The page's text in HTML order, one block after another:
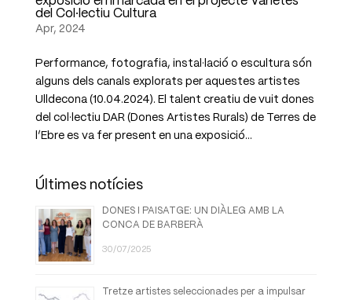
del Col·lectiu Cultura
Apr, 2024
Performance, fotografia, instal·lació o escultura són
alguns dels canals explorats per aquestes artistes
Ulldecona (10.04.2024). El talent creatiu de vuit dones
del col·lectiu DAR (Dones Artistes Rurals) de Terres de
l’Ebre es va fer present en una exposició...
Últimes notícies
DONES I PAISATGE: UN DIÀLEG AMB LA
CONCA DE BARBERÀ
30/07/2025
Tretze artistes seleccionades per a impulsar